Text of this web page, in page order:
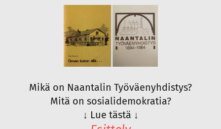
Mikä on Naantalin Työväenyhdistys?
Mitä on sosialidemokratia?
↓ Lue tästä ↓